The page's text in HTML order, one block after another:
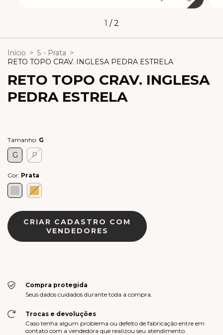
1 /2
Início > S - Prata >
RETO TOPO CRAV. INGLESA PEDRA ESTRELA
RETO TOPO CRAV. INGLESA
PEDRA ESTRELA
Tamanho: G
G P
Cor: Prata
CRIAR CADASTRO COM
VENDEDORES
Compra protegida
Seus dados cuidados durante toda a compra.
Trocas e devoluções
Caso tenha algum problema ou defeito de fabricação entre em
contato com a vendedora que realizou seu atendimento.